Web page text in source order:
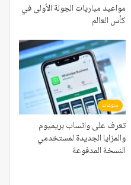
مواعيد مباريات الجولة الأولى في
كأس العالم
منوعات
تعرف على واتساب بريميوم
والمزايا الجديدة لمستخدمي
النسخة المدفوعة